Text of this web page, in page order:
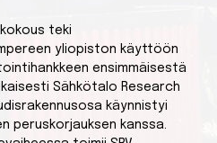
teki
yliopiston käyttöön
ensimmäisestä
Sähkötalo Research
käynnistyi
peruskorjauksen kanssa.